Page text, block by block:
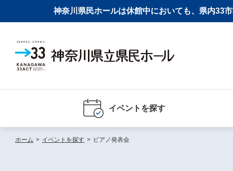
神奈川県民ホールは休館中においても、県内33
イベントを探す
ホーム > イベントを探す > ピアノ発表会